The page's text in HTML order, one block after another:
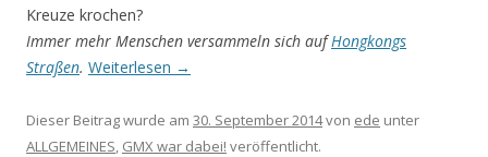
Kreuze krochen?
Immer mehr Menschen versammeln sich aufHongkongs
Straßen. Weiterlesen →
Dieser Beitrag wurde am 30. September 2014von ede unter
ALLGEMEINES, GMX war dabei! veröffentlicht.